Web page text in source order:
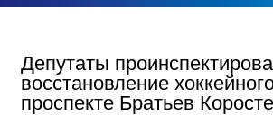
Депутаты
восстановление
проспекте Братьев